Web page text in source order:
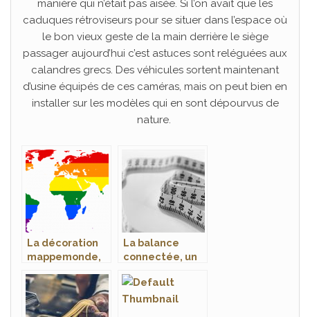
manière qui n’était pas aisée. Si l’on avait que les
caduques rétroviseurs pour se situer dans l’espace où
le bon vieux geste de la main derrière le siège
passager aujourd’hui c’est astuces sont reléguées aux
calandres grecs. Des véhicules sortent maintenant
d’usine équipés de ces caméras, mais on peut bien en
installer sur les modèles qui en sont dépourvus de
nature.
La décoration
mappemonde,
pour votre
intérieur
La balance
connectée, un
appareil pour
votre santé